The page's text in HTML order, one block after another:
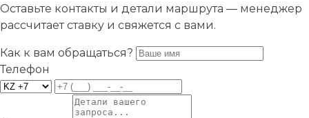
Оставьте контакты и детали маршрута — менеджер
рассчитает ставку и свяжется с вами.
Как к вам обращаться?
Телефон